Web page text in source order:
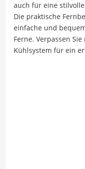
auch für eine
Die praktische
einfache und
Ferne. Verpassen
Kühlsystem für ein